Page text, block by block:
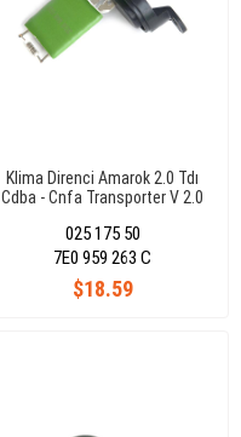
Klima Direnci Amarok 2.0 Tdı
Cdba - Cnfa Transporter V 2.0
025 175 50
$18.59
7E0 959 263 C